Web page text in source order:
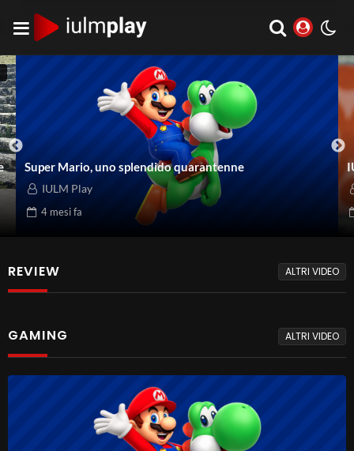
Super Mario, uno splendido quarantenne
IULM Play
4 mesifa
REVIEW ALTRI VIDEO
GAMING ALTRI VIDEO